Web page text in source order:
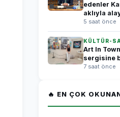
edenler
aklıyla
5 saat önce
KÜLTÜR-
Art In
sergisine
7 saat önce
🔥 EN ÇOK